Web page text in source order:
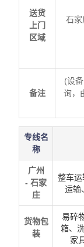
送货
上门
区域
石
备注
(设
询，
专线名
称
广州
- 石家
庄
整车
运输
货物包
装
易碎
箱、
家